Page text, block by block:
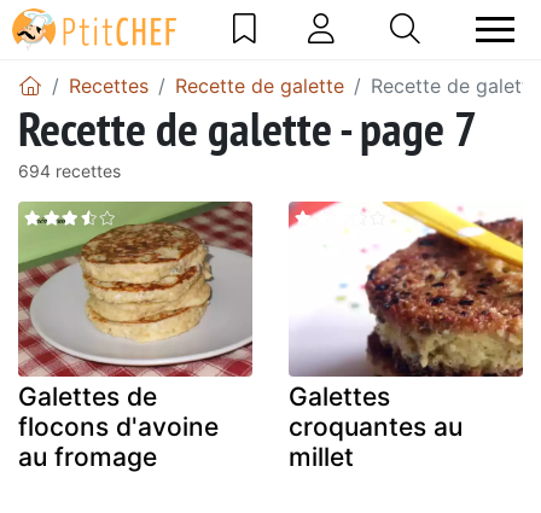
Recettes Recette de galette Recette de
Recette de galette - page 7
694 recettes
Galettes de
flocons d'avoine
au fromage
Galettes
croquantes au
millet